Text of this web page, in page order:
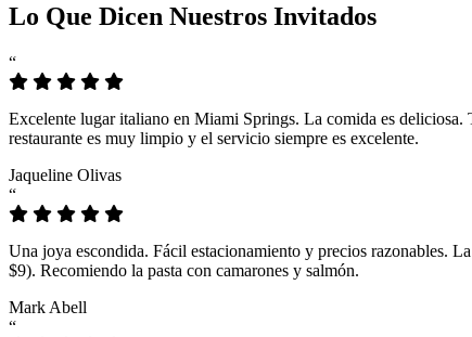
Lo Que Dicen Nuestros Invitados
“
Excelente lugar italiano en Miami Springs. La comida es deliciosa.
restaurante es muy limpio y el servicio siempre es excelente.
Jaqueline Olivas
“
Una joya escondida. Fácil estacionamiento y precios razonables.
$9). Recomiendo la pasta con camarones y salmón.
Mark Abell
“